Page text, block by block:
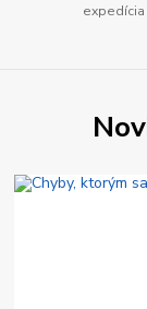
expedícia